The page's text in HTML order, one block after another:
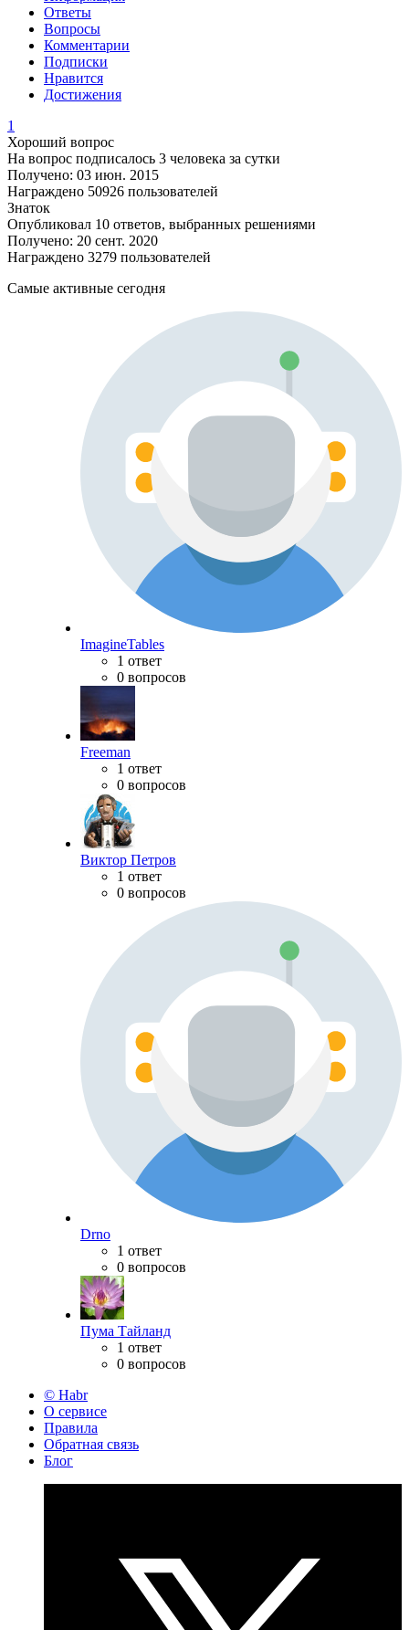
Ответы
Вопросы
Комментарии
Подписки
Нравится
Достижения
1
Хороший вопрос
На вопрос подписалось 3 человека за сутки
Получено: 03 июн. 2015
Награждено 50926 пользователей
Знаток
Опубликовал 10 ответов, выбранных решениями
Получено: 20 сент. 2020
Награждено 3279 пользователей
Самые активные сегодня
ImagineTables
1 ответ
0 вопросов
Freeman
1 ответ
0 вопросов
Виктор Петров
1 ответ
0 вопросов
Drno
1 ответ
0 вопросов
Пума Тайланд
1 ответ
0 вопросов
© Habr
О сервисе
Правила
Обратная связь
Блог